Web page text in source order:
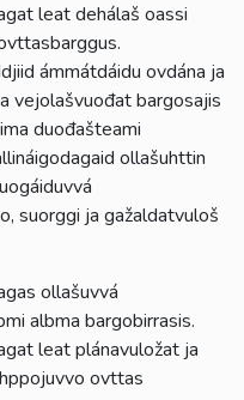
leat dehálaš oassi
ámmátdáidu ovdána ja
vejolašvuođat bargosajis
duođašteami
ollašuhttin
suorggi ja gažaldatvuloš
ollašuvvá
albma bargobirrasis.
leat plánavuložat ja
ovttas